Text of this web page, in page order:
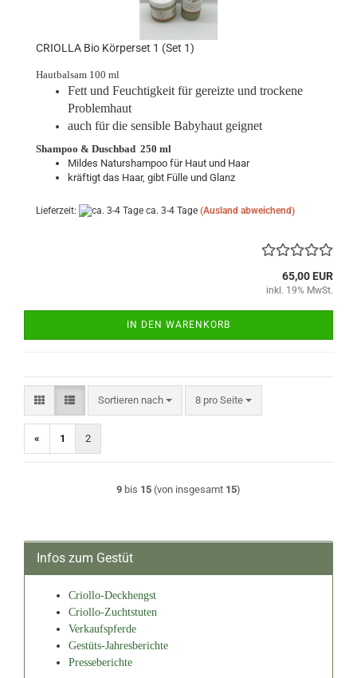
CRIOLLA Bio Körperset 1 (Set 1)
Hautbalsam 100 ml
Fett und Feuchtigkeit für gereizte und trockene
Problemhaut
auch für die sensible Babyhaut geignet
Shampoo & Duschbad 250 ml
Mildes Naturshampoo für Haut und Haar
kräftigt das Haar, gibt Fülle und Glanz
Lieferzeit: ca. 3-4 Tage (Ausland abweichend)
65,00 EUR
inkl. 19% MwSt.
IN DEN WARENKORB
Sortieren nach
Sortieren nach 8 pro Seite
pro Seite
« 1 2
9 bis 15 (von insgesamt 15)
Infos zum Gestüt
Criollo-Deckhengst
Criollo-Zuchtstuten
Verkaufspferde
Gestüts-Jahresberichte
Presseberichte